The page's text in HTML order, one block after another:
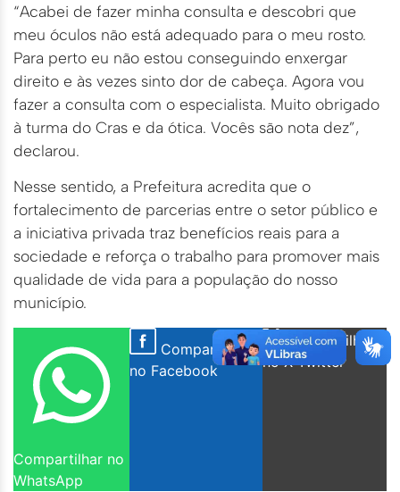
“Acabei de fazer minha consulta e descobri que
meu óculos não está adequado para o meu rosto.
Para perto eu não estou conseguindo enxergar
direito e às vezes sinto dor de cabeça. Agora vou
fazer a consulta com o especialista. Muito obrigado
à turma do Cras e da ótica. Vocês são nota dez”,
declarou.
Nesse sentido, a Prefeitura acredita que o
fortalecimento de parcerias entre o setor público e
a iniciativa privada traz benefícios reais para a
sociedade e reforça o trabalho para promover mais
qualidade de vida para a população do nosso
município.
Compartilhar no
WhatsApp
Compartilhar
no Facebook
Compartilhar
no X Twitter